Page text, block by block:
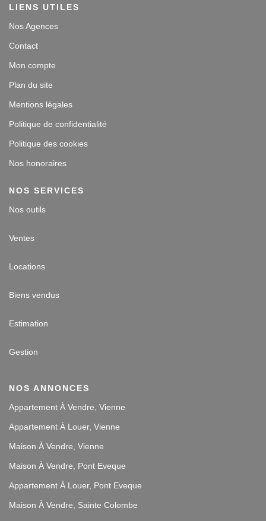
LIENS UTILES
Nos Agences
Contact
Mon compte
Plan du site
Mentions légales
Politique de confidentialité
Politique des cookies
Nos honoraires
NOS SERVICES
Nos outils
Ventes
Locations
Biens vendus
Estimation
Gestion
NOS ANNONCES
Appartement À Vendre, Vienne
Appartement À Louer, Vienne
Maison À Vendre, Vienne
Maison À Vendre, Pont Eveque
Appartement À Louer, Pont Eveque
Maison À Vendre, Sainte Colombe